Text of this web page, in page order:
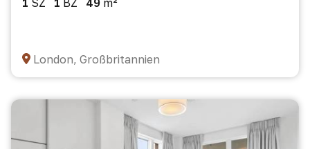
1 SZ 1 BZ 49 m²
London, Großbritannien